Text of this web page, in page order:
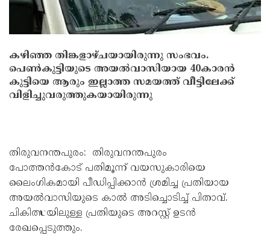
കഴിഞ്ഞ തിങ്കളാഴ്ചയായിരുന്നു സംഭവം.
പെണ്‍കുട്ടിയുടെ അയല്‍വാസിയായ 40കാരന്‍
കുട്ടിയെ ആരും ഇല്ലാത്ത സമയത്ത് വീട്ടിലേക്ക്
വിളിച്ചുവരുത്തുകയായിരുന്നു
തിരുവനന്തപുരം: തിരുവനന്തപുരം
പോത്തന്‍കോട് പതിമൂന്ന് വയസുകാരിയെ
ലൈംഗികമായി പീഡിപ്പിക്കാന്‍ ശ്രമിച്ച പ്രതിയായ
അയല്‍വാസിയുടെ കാല്‍ അടിച്ചൊടിച്ച് പിതാവ്.
ചികിത്സയിലുള്ള പ്രതിയുടെ അറസ്റ്റ് ഉടന്‍
രേഖപ്പെടുത്തും.